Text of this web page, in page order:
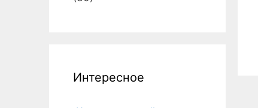
Интересное